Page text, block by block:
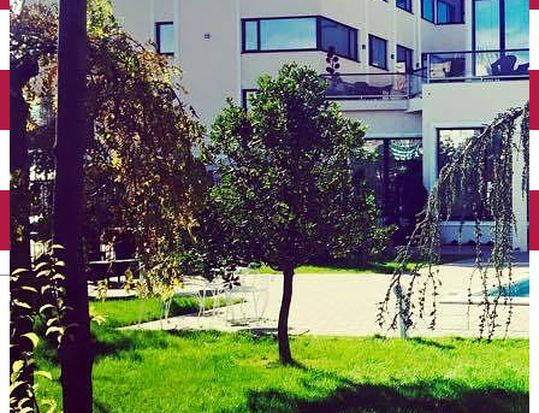
English
Închirieri auto
Închirieri biciclete
Taxi
Încărcare vehicule electrice